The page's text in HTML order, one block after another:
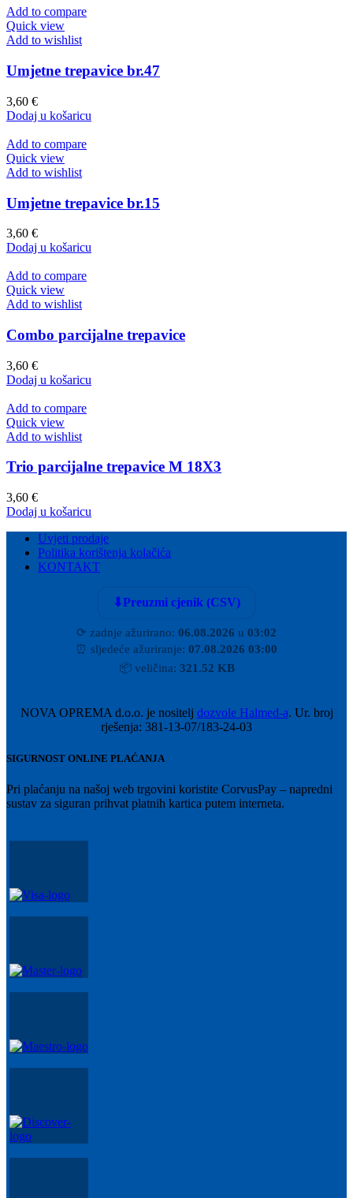
Add to compare
Quick view
Add to wishlist
Umjetne trepavice br.47
3,60 €
Dodaj u košaricu
Add to compare
Quick view
Add to wishlist
Umjetne trepavice br.15
3,60 €
Dodaj u košaricu
Add to compare
Quick view
Add to wishlist
Combo parcijalne trepavice
3,60 €
Dodaj u košaricu
Add to compare
Quick view
Add to wishlist
Trio parcijalne trepavice M 18X3
3,60 €
Dodaj u košaricu
Uvjeti prodaje
Politika korištenja kolačića
KONTAKT
⬇Preuzmi cjenik (CSV)
⟳ zadnje ažurirano: 06.08.2026 u 03:02
⏰ sljedeće ažuriranje: 07.08.2026 03:00
📦veličina: 321.52 KB
NOVA OPREMA d.o.o. je nositelj dozvole Halmed-a. Ur. broj
rješenja: 381-13-07/183-24-03
SIGURNOST ONLINE PLAĆANJA
Pri plaćanju na našoj web trgovini koristite CorvusPay – napredni
sustav za siguran prihvat platnih kartica putem interneta.